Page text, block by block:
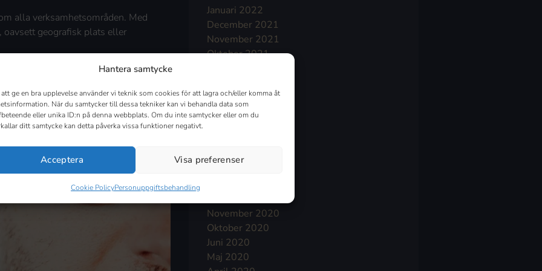
Hantera samtycke
att ge en bra upplevelse använder vi teknik som cookies för att lagra och/eller komma åt
När du samtycker till dessa tekniker kan vi behandla data som
eller unika ID:n på denna webbplats. Om du inte samtycker eller om du
ditt samtycke kan detta påverka vissa funktioner negativt.
Acceptera Visa preferenser
Cookie PolicyPersonuppgiftsbehandling
alla verksamhetsområden. Med
oavsett geografisk plats eller
Januari 2022
December 2021
November 2021
Oktober 2021
Juli 2021
Juni 2021
Mars 2021
November 2020
Oktober 2020
Juni 2020
Maj 2020